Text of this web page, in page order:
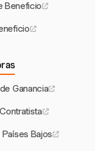
Beneficio
Ganancia
Bajos